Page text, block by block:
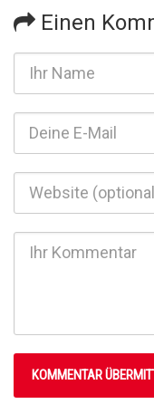
Einen